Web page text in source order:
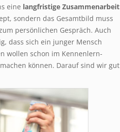
eine langfristige Zusammenarbeit
sondern das Gesamtbild muss
persönlichen Gespräch. Auch
dass sich ein junger Mensch
wollen schon im Kennenlern-
können. Darauf sind wir gut